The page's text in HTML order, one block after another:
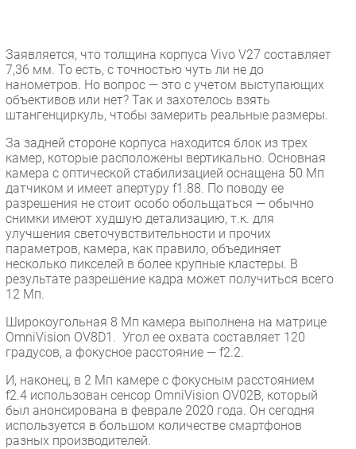
Заявляется, что толщина корпуса Vivo V27 составляет
7,36 мм. То есть, с точностью чуть ли не до
нанометров. Но вопрос — это с учетом выступающих
объективов или нет? Так и захотелось взять
штангенциркуль, чтобы замерить реальные размеры.
За задней стороне корпуса находится блок из трех
камер, которые расположены вертикально. Основная
камера с оптической стабилизацией оснащена 50 Мп
датчиком и имеет апертуру f1.88. По поводу ее
разрешения не стоит особо обольщаться — обычно
снимки имеют худшую детализацию, т.к. для
улучшения светочувствительности и прочих
параметров, камера, как правило, объединяет
несколько пикселей в более крупные кластеры. В
результате разрешение кадра может получиться всего
12 Мп.
Широкоугольная 8 Мп камера выполнена на матрице
OmniVision OV8D1. Угол ее охвата составляет 120
градусов, а фокусное расстояние — f2.2.
И, наконец, в 2 Мп камере с фокусным расстоянием
f2.4 использован сенсор OmniVision OV02B, который
был анонсирована в феврале 2020 года. Он сегодня
используется в большом количестве смартфонов
разных производителей.